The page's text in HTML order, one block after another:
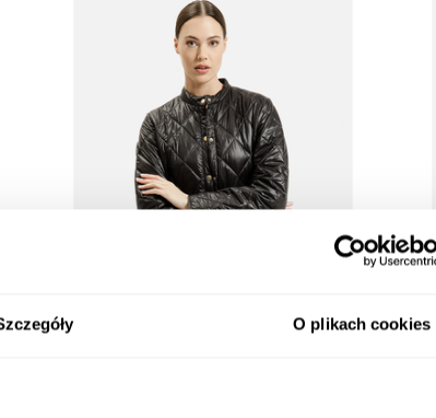
O plikach cookies